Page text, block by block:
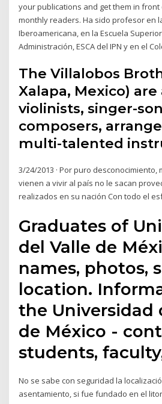
your publications and get them in front
monthly readers. Ha sido profesor en
Iberoamericana, en la Escuela
Administración, ESCA del IPN y en el
The Villalobos
Xalapa, Mexico)
violinists, singer-
composers,
multi-talented
3/24/2013 · Por puro
vienen a vivir al país no le sacan
realizados en su nación Con todo el
Graduates of
del Valle de
names, photos,
location.
the Universidad
de México -
students,
No se sabe con seguridad la
asentamiento, si fue fundado en el